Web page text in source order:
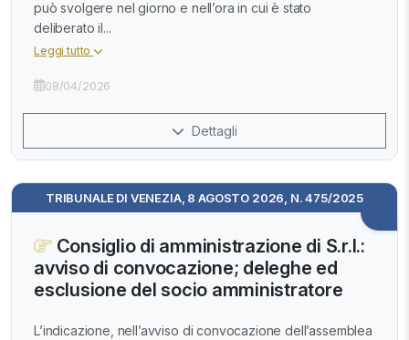
può svolgere nel giorno e nell’ora in cui è stato
deliberato il...
Leggi tutto
08/04/2026
Dettagli
TRIBUNALE DI VENEZIA, 8 AGOSTO 2026, N. 475/2025
Consiglio di amministrazione di S.r.l.:
avviso di convocazione; deleghe ed
esclusione del socio amministratore
L’indicazione, nell’avviso di convocazione dell’assemblea